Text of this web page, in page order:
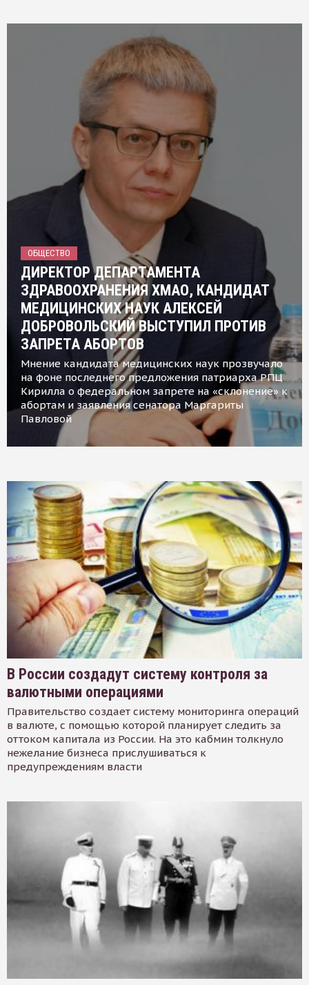
ОБЩЕСТВО
ДИРЕКТОР ДЕПАРТАМЕНТА
ЗДРАВООХРАНЕНИЯ ХМАО, КАНДИДАТ
МЕДИЦИНСКИХ НАУК АЛЕКСЕЙ
ДОБРОВОЛЬСКИЙ ВЫСТУПИЛ ПРОТИВ
ЗАПРЕТА АБОРТОВ
Мнение кандидата медицинских наук прозвучало
на фоне последнего предложения патриарха РПЦ
Кирилла о федеральном запрете на «склонение» к
абортам и заявления сенатора Маргариты
Павловой
В России создадут систему контроля за
валютными операциями
Правительство создает систему мониторинга операций
в валюте, с помощью которой планирует следить за
оттоком капитала из России. На это кабмин толкнуло
нежелание бизнеса прислушиваться к
предупреждениям власти